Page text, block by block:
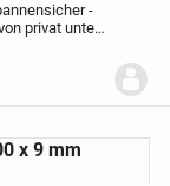
-
privat unter
Aufwand und
x 9 mm